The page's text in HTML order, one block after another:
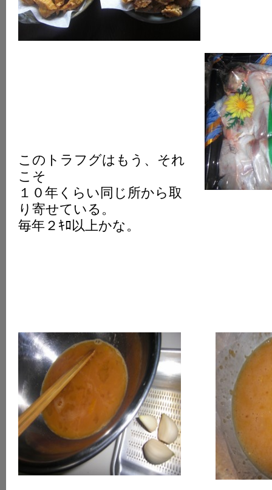
このトラフグはもう、それ
こそ
１０年くらい同じ所から取
り寄せている。
毎年２ｷﾛ以上かな。